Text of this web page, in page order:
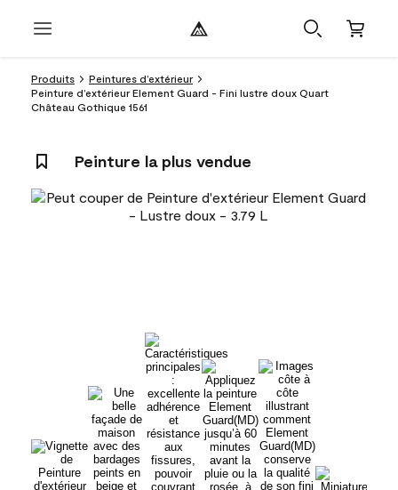
Produits
Peintures d’extérieur
Peinture d’extérieur Element Guard - Fini lustre doux Quart
Château Gothique 1561
Peinture la plus vendue